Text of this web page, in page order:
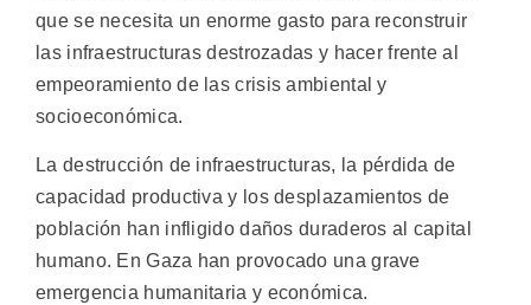
que se necesita un enorme gasto para reconstruir
las infraestructuras destrozadas y hacer frente al
empeoramiento de las crisis ambiental y
socioeconómica.
La destrucción de infraestructuras, la pérdida de
capacidad productiva y los desplazamientos de
población han infligido daños duraderos al capital
humano. En Gaza han provocado una grave
emergencia humanitaria y económica.